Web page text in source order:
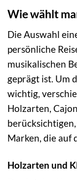
Wie wählt
Die Auswahl
persönliche
musikalischen
geprägt ist. Um
wichtig,
Holzarten,
Marken, die auf
Holzarten und